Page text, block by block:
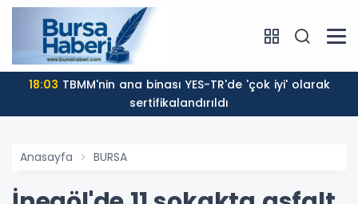
18:03
sertifikalandırıldı
Anasayfa BURSA